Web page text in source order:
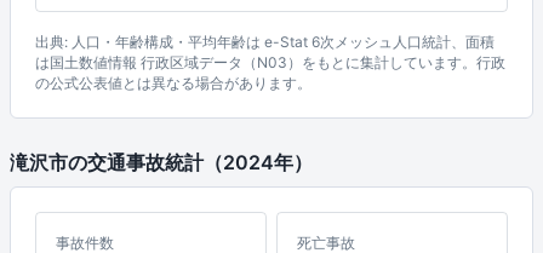
出典: 人口・年齢構成・平均年齢は e-Stat 6次メッシュ人口統計、面積
は国土数値情報 行政区域データ（N03）をもとに集計しています。行政
の公式公表値とは異なる場合があります。
滝沢市の交通事故統計（2024年）
事故件数 死亡事故